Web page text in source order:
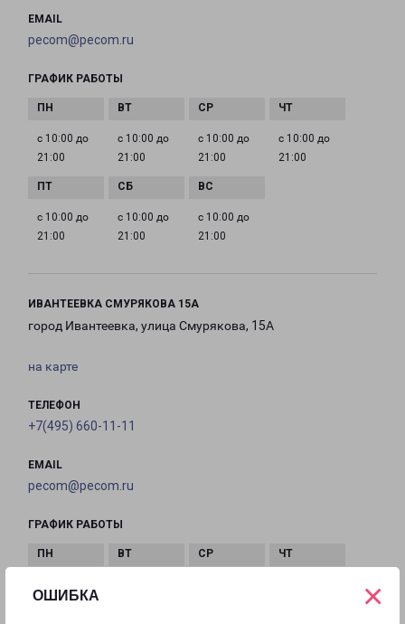
ОШИБКА ×
EMAIL
pecom@pecom.ru
ГРАФИК РАБОТЫ
с 10:00 до
21:00
с 10:00 до
21:00
с 10:00 до
21:00
с 10:00 до
21:00
с 10:00 до
21:00
с 10:00 до
21:00
с 10:00 до
21:00
ИВАНТЕЕВКА СМУРЯКОВА 15А
город Ивантеевка, улица Смурякова, 15А
на карте
ТЕЛЕФОН
+7(495) 660-11-11
EMAIL
pecom@pecom.ru
ГРАФИК РАБОТЫ
22:00